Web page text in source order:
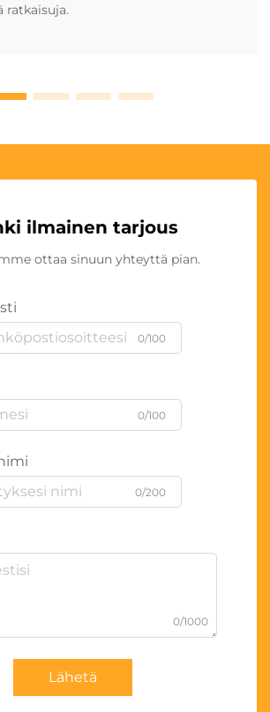
ratkaisuja.
ilmainen tarjous
ottaa sinuun yhteyttä pian.
0/100
0/100
0/200
0/1000
Lähetä